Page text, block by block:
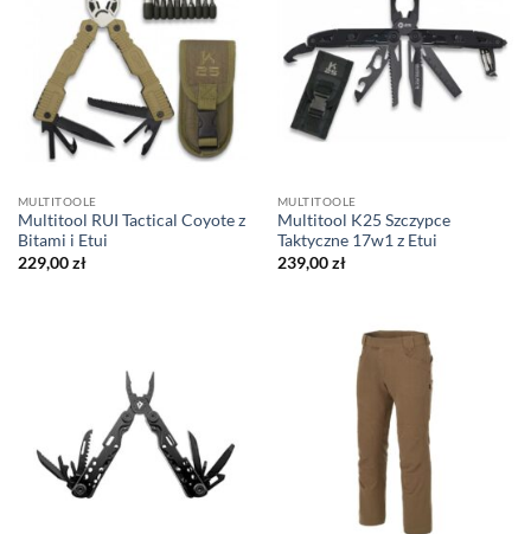
MULTITOOLE
Multitool RUI Tactical Coyote z
Bitami i Etui
229,00zł
MULTITOOLE
Multitool K25 Szczypce
Taktyczne 17w1 z Etui
239,00zł